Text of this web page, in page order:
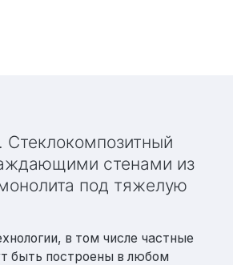
стенами из
под тяжелую
в том числе частные
быть построены в любом